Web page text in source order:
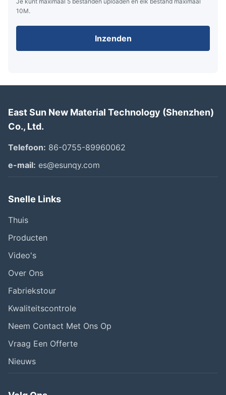
10M.
Inzenden
East Sun New Material Technology (Shenzhen)
Co., Ltd.
Telefoon: 86-0755-89960062
e-mail: es@esunqy.com
Snelle Links
Thuis
Producten
Video's
Over Ons
Fabriekstour
Kwaliteitscontrole
Neem Contact Met Ons Op
Vraag Een Offerte
Nieuws